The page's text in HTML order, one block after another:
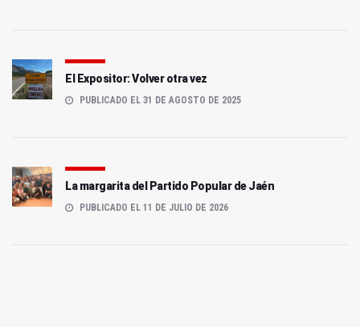
El Expositor: Volver otra vez
PUBLICADO EL 31 DE AGOSTO DE 2025
La margarita del Partido Popular de Jaén
PUBLICADO EL 11 DE JULIO DE 2026